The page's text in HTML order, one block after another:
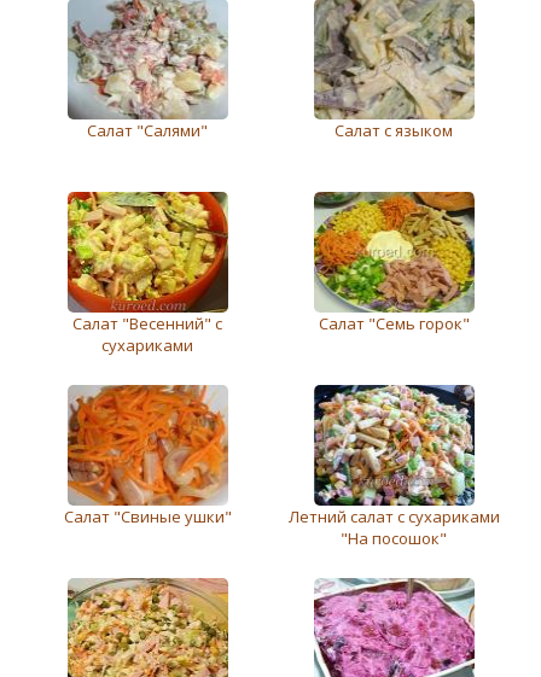
Салат "Салями" Салат с языком
Салат "Весенний" с
сухариками
Салат "Семь горок"
Салат "Свиные ушки"
Летний салат с сухариками
"На посошок"